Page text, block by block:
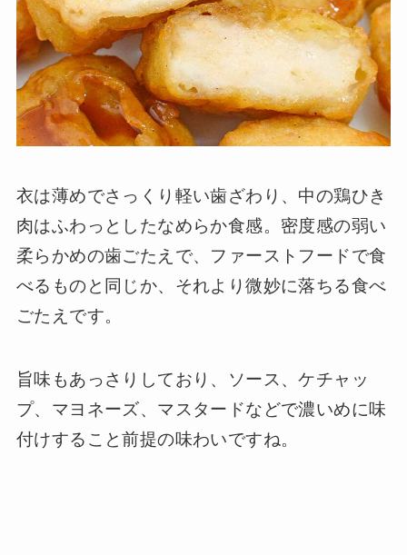
衣は薄めでさっくり軽い歯ざわり、中の鶏ひき
肉はふわっとしたなめらか食感。密度感の弱い
柔らかめの歯ごたえで、ファーストフードで食
べるものと同じか、それより微妙に落ちる食べ
ごたえです。
旨味もあっさりしており、ソース、ケチャッ
プ、マヨネーズ、マスタードなどで濃いめに味
付けすること前提の味わいですね。